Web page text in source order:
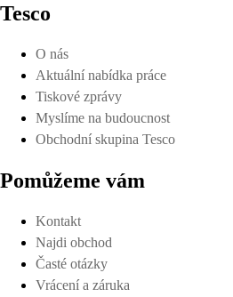
Tesco
O nás
Aktuální nabídka práce
Tiskové zprávy
Myslíme na budoucnost
Obchodní skupina Tesco
Pomůžeme vám
Kontakt
Najdi obchod
Časté otázky
Vrácení a záruka